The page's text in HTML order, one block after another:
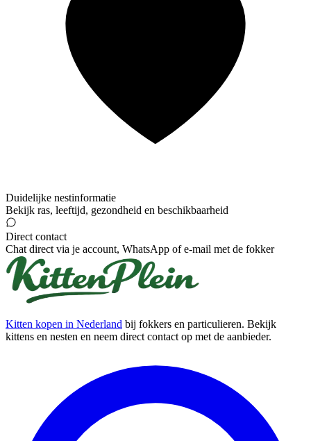
Duidelijke nestinformatie
Bekijk ras, leeftijd, gezondheid en beschikbaarheid
Direct contact
Chat direct via je account, WhatsApp of e-mail met de fokker
Kitten kopen in Nederland bij fokkers en particulieren. Bekijk
kittens en nesten en neem direct contact op met de aanbieder.